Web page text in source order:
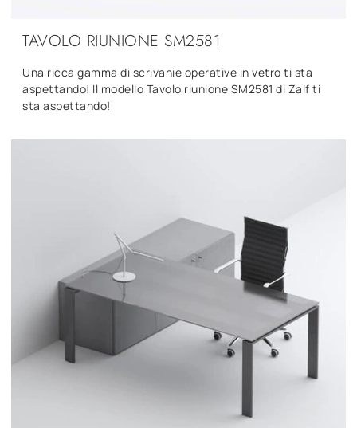
TAVOLO RIUNIONE SM2581
Una ricca gamma di scrivanie operative in vetro ti sta
aspettando! Il modello Tavolo riunione SM2581 di Zalf ti
sta aspettando!